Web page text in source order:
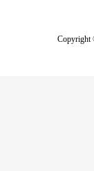
Copyright